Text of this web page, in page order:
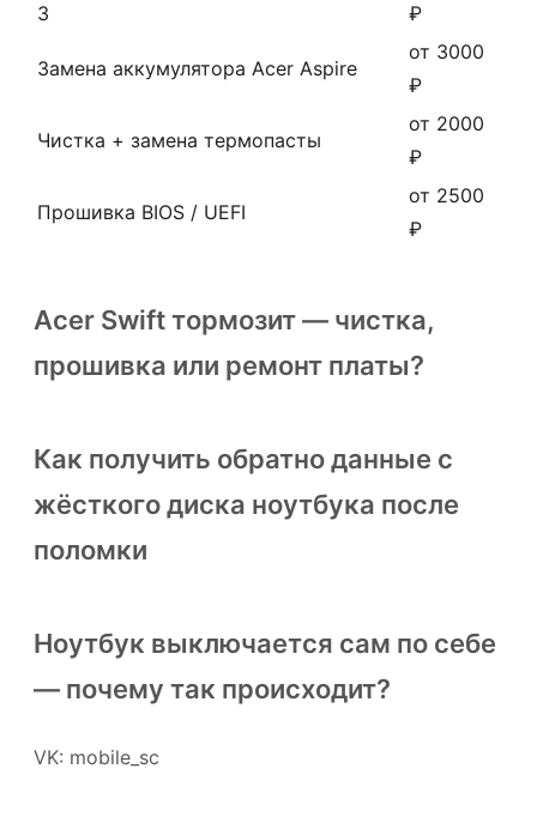
3
₽
Замена аккумулятора Acer Aspire
от 3000
₽
Чистка + замена термопасты
от 2000
₽
Прошивка BIOS / UEFI
от 2500
₽
Acer Swift тормозит — чистка,
прошивка или ремонт платы?
Как получить обратно данные с
жёсткого диска ноутбука после
поломки
Ноутбук выключается сам по себе
— почему так происходит?
VK: mobile_sc